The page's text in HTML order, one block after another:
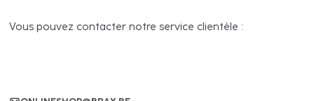
Vous pouvez contacter notre service clientèle :